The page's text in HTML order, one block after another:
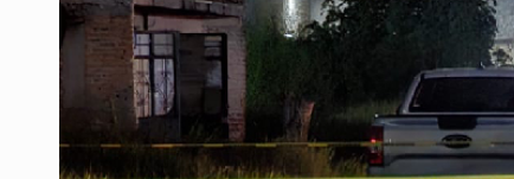
Quinto Patio
Se recuperan ya de
SCJN ordena al Congreso de
Fiscalía exhuma 126 cuerpos de